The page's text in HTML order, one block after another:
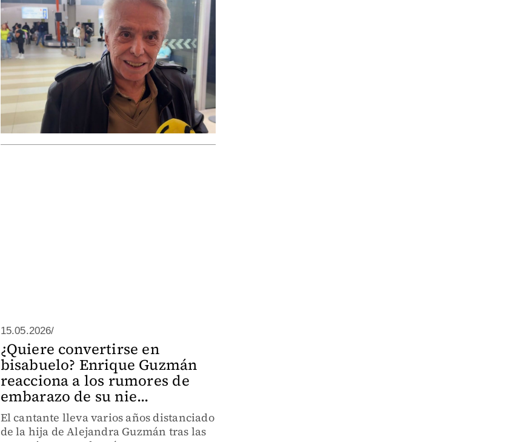
15.05.2026/
¿Quiere convertirse en
bisabuelo? Enrique Guzmán
reacciona a los rumores de
embarazo de su nie...
El cantante lleva varios años distanciado
de la hija de Alejandra Guzmán tras las